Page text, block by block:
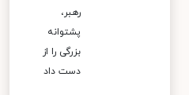
رهبر،
پشتوانه
بزرگی را از
دست داد